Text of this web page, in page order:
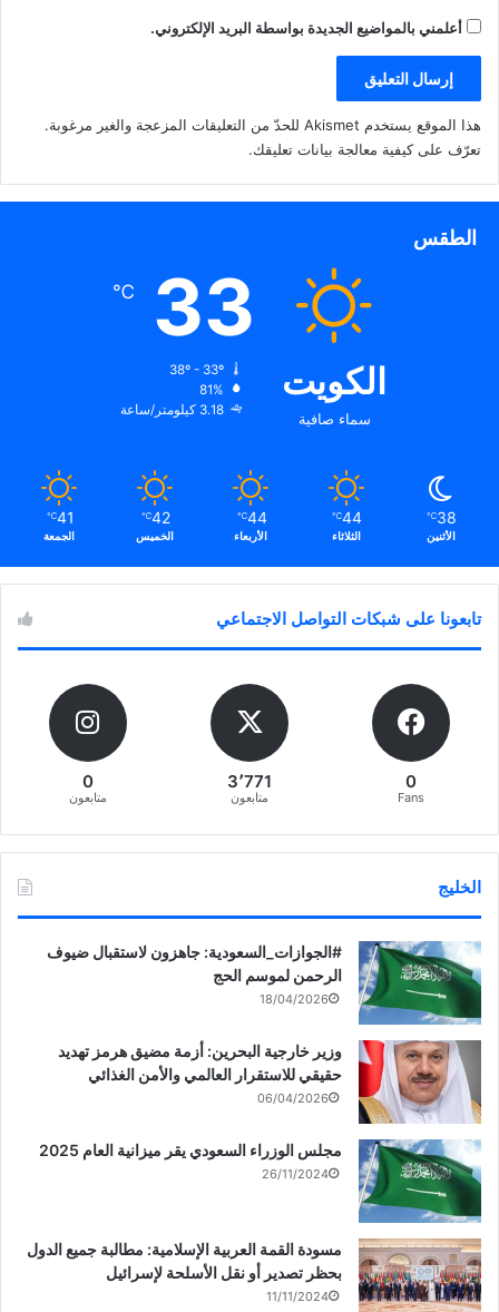
أعلمني بالمواضيع الجديدة بواسطة البريد الإلكتروني.
هذا الموقع يستخدم Akismet للحدّ من التعليقات المزعجة والغير مرغوبة.
تعرّف على كيفية معالجة بيانات تعليقك.
الطقس
الكويت
سماء صافية
33
℃
81%
3.18 كيلومتر/ساعة
38
℃
الأثنين
44
℃
الثلاثاء
44
℃
الأربعاء
42
℃
الخميس
41
℃
الجمعة
تابعونا على شبكات التواصل الاجتماعي
0
Fans
3٬771
متابعون
0
متابعون
الخليج
‏‎#الجوازات_السعودية: جاهزون لاستقبال ضيوف
الرحمن لموسم الحج
18/04/2026
وزير خارجية البحرين: أزمة مضيق هرمز تهديد
حقيقي للاستقرار العالمي والأمن الغذائي
06/04/2026
مجلس الوزراء السعودي يقر ميزانية العام 2025
26/11/2024
مسودة القمة العربية الإسلامية: مطالبة جميع الدول
بحظر تصدير أو نقل الأسلحة لإسرائيل
11/11/2024